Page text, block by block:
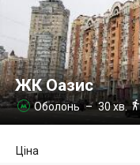
ЖК Оазис
 Оболонь– 30 хв.
Ціна